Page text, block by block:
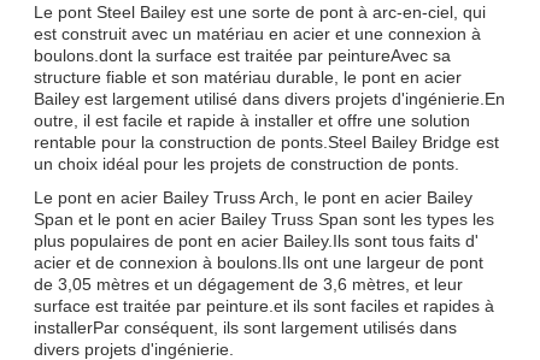
Le pont Steel Bailey est une sorte de pont à arc-en-ciel, qui
est construit avec un matériau en acier et une connexion à
boulons.dont la surface est traitée par peintureAvec sa
structure fiable et son matériau durable, le pont en acier
Bailey est largement utilisé dans divers projets d'ingénierie.En
outre, il est facile et rapide à installer et offre une solution
rentable pour la construction de ponts.Steel Bailey Bridge est
un choix idéal pour les projets de construction de ponts.
Le pont en acier Bailey Truss Arch, le pont en acier Bailey
Span et le pont en acier Bailey Truss Span sont les types les
plus populaires de pont en acier Bailey.Ils sont tous faits d'
acier et de connexion à boulons.Ils ont une largeur de pont
de 3,05 mètres et un dégagement de 3,6 mètres, et leur
surface est traitée par peinture.et ils sont faciles et rapides à
installerPar conséquent, ils sont largement utilisés dans
divers projets d'ingénierie.